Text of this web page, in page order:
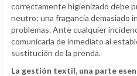
correctamente higienizado debe
neutro; una fragancia demasiado
problemas. Ante cualquier
comunicarla de inmediato al
sustitución de la prenda.
La gestión textil, una parte